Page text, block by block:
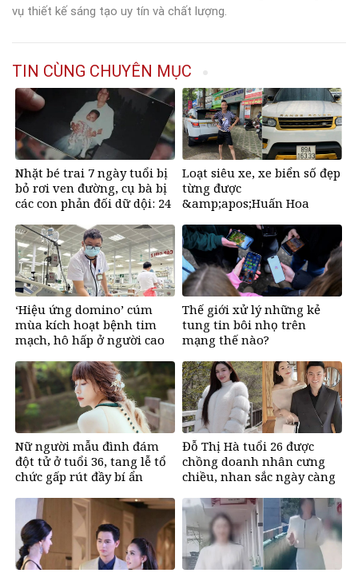
vụ thiết kế sáng tạo uy tín và chất lượng.
TIN CÙNG CHUYÊN MỤC
Nhặt bé trai 7 ngày tuổi bị
bỏ rơi ven đường, cụ bà bị
các con phản đối dữ dội: 24
động
Loạt siêu xe, xe biển số đẹp
từng được
&amp;apos;Huấn Hoa
sốt mạng
‘Hiệu ứng domino’ cúm
mùa kích hoạt bệnh tim
mạch, hô hấp ở người cao
Thế giới xử lý những kẻ
tung tin bôi nhọ trên
mạng thế nào?
Nữ người mẫu đình đám
đột tử ở tuổi 36, tang lễ tổ
chức gấp rút đầy bí ẩn
Đỗ Thị Hà tuổi 26 được
chồng doanh nhân cưng
chiều, nhan sắc ngày càng